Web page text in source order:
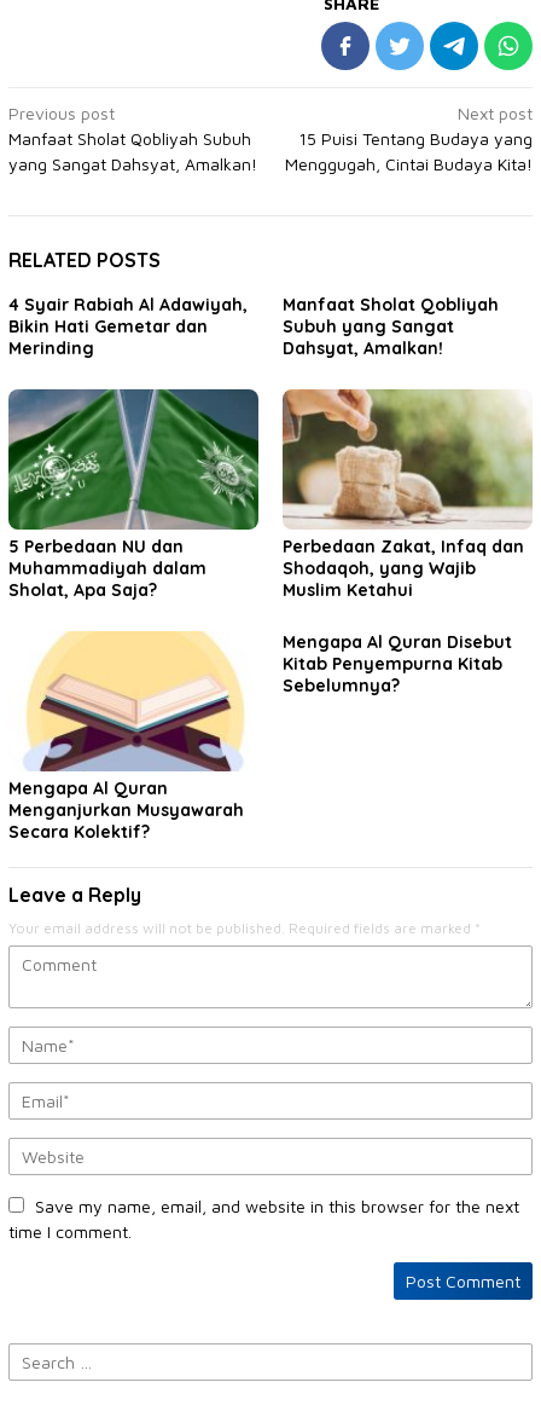
Post
navigation
Previous post
Manfaat Sholat Qobliyah Subuh
yang Sangat Dahsyat, Amalkan!
Next post
15 Puisi Tentang Budaya yang
Menggugah, Cintai Budaya Kita!
RELATED POSTS
4 Syair Rabiah Al Adawiyah,
Bikin Hati Gemetar dan
Merinding
Manfaat Sholat Qobliyah
Subuh yang Sangat
Dahsyat, Amalkan!
5 Perbedaan NU dan
Muhammadiyah dalam
Sholat, Apa Saja?
Perbedaan Zakat, Infaq dan
Shodaqoh, yang Wajib
Muslim Ketahui
Mengapa Al Quran
Menganjurkan Musyawarah
Secara Kolektif?
Mengapa Al Quran Disebut
Kitab Penyempurna Kitab
Sebelumnya?
Leave a Reply
Your email address will not be published. Required fields are marked *
Save my name, email, and website in this browser for the next
time I comment.
Search
for: